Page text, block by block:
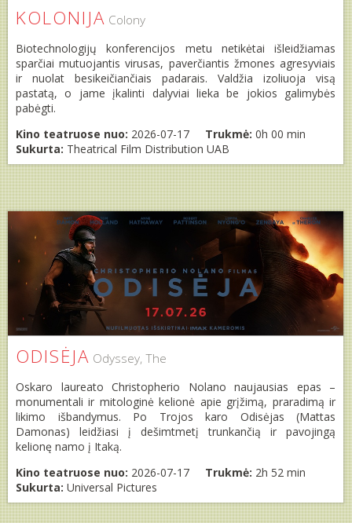
KOLONIJA Colony
Biotechnologijų konferencijos metu netikėtai išleidžiamas
sparčiai mutuojantis virusas, paverčiantis žmones agresyviais
ir nuolat besikeičiančiais padarais. Valdžia izoliuoja visą
pastatą, o jame įkalinti dalyviai lieka be jokios galimybės
pabėgti.
Kino teatruose nuo: 2026-07-17 Trukmė: 0h 00 min
Sukurta: Theatrical Film Distribution UAB
ODISĖJA Odyssey, The
Oskaro laureato Christopherio Nolano naujausias epas –
monumentali ir mitologinė kelionė apie grįžimą, praradimą ir
likimo išbandymus. Po Trojos karo Odisėjas (Mattas
Damonas) leidžiasi į dešimtmetį trunkančią ir pavojingą
kelionę namo į Itaką.
Kino teatruose nuo: 2026-07-17 Trukmė: 2h 52 min
Sukurta: Universal Pictures